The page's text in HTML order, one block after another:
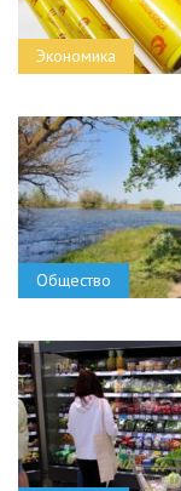
Экономика
Общество